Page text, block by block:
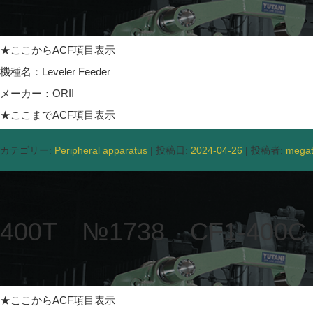
★ここからACF項目表示
機種名：Leveler Feeder
メーカー：ORII
★ここまでACF項目表示
カテゴリー: Peripheral apparatus | 投稿日: 2024-04-26 | 投稿者:
400T №1738 CF1-400C
★ここからACF項目表示